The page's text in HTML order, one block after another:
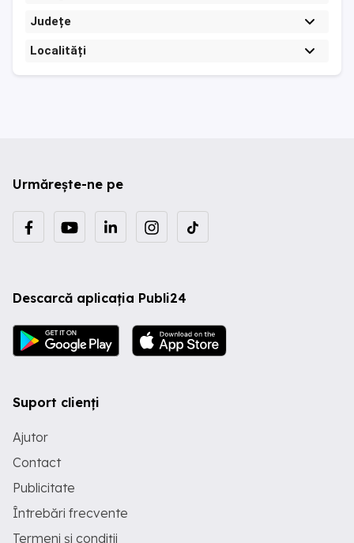
Județe
Localități
Urmărește-ne pe
Descarcă aplicația Publi24
Suport clienți
Ajutor
Contact
Publicitate
Întrebări frecvente
Termeni și condiții